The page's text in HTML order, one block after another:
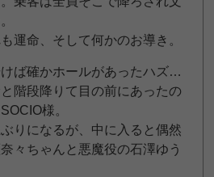
運命、そして何かのお導き。
ば確かホールがあったハズ…
階段降りて目の前にあったの
様。
りになるが、中に入ると偶然
々ちゃんと悪魔役の石澤ゆう